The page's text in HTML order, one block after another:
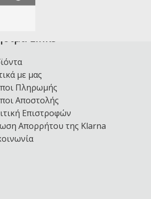
Links
με μας
Πληρωμής
Αποστολής
Επιστροφών
Απορρήτου της Klarna